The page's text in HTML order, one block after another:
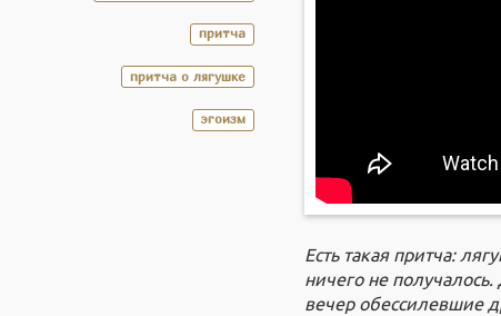
притча
притча о лягушке
эгоизм
Есть такая притча:
ничего не
вечер обессилевшие